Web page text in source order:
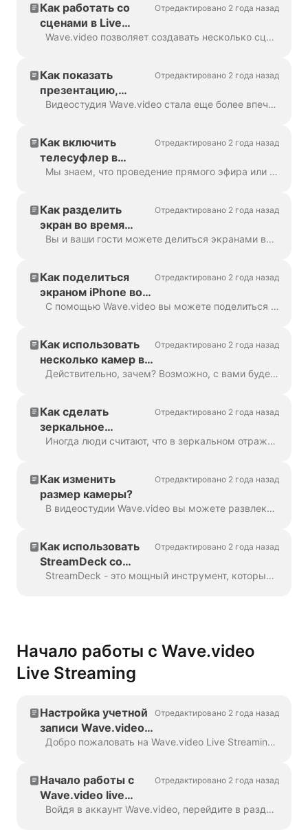
Как работать со
сценами в Live
Studio
Отредактировано 2 года назад
Wave.video позволяет создавать несколько сцен с различными макетами, визуальными эффектами, несколькими камерами и совместным использованием видео/экрана. Это повысит качество ваших трансляций...
Как показать
презентацию,
слайды Google или
трансляции
Отредактировано 2 года назад
Видеостудия Wave.video стала еще более впечатляющей и удобной! Узнайте, как показывать презентации всего несколькими щелчками мыши. Вы можете провести полноценный вебинар (чтобы к...
Как включить
телесуфлер в
прямом эфире в
Отредактировано 2 года назад
Мы знаем, что проведение прямого эфира или презентация проекта могут быть стрессом. С функцией телесуфлера в Wave.video попрощайтесь с запинками на словах, потеря...
Как разделить
экран во время
прямой трансляции
Отредактировано 2 года назад
Вы и ваши гости можете делиться экранами во время прямой трансляции. Например, вы можете показывать слайды презентации или демонстрировать свой продукт в режиме реального времени.......
Как поделиться
экраном iPhone во
время прямой
Отредактировано 2 года назад
С помощью Wave.video вы можете поделиться экраном iPhone и транслировать его своей аудитории. Сначала вам нужно передать экран телефона на ваш Mac. Вы можете ...
Как использовать
несколько камер во
время прямого
Отредактировано 2 года назад
Действительно, зачем? Возможно, с вами будет еще один спикер, или вы захотите сфокусировать камеру на чем-то, что вы делаете? Приготовление пищи? Или, может быть, распаковываете п...
Как сделать
зеркальное
отражение видео
Отредактировано 2 года назад
Иногда люди считают, что в зеркальном отражении они выглядят лучше. Для стримеров важно быть уверенным в себе на камеру и получать удовольствие от изображе...
Как изменить
размер камеры?
Отредактировано 2 года назад
В видеостудии Wave.video вы можете развлекаться с различными макетами. Вы можете придать камере форму квадрата, ромба, круга и т. д. Кроме того, вы можете ...
Как использовать
StreamDeck со
студией прямых
Отредактировано 2 года назад
StreamDeck - это мощный инструмент, который можно использовать в сочетании со студией прямого вещания Wave.video для оптимизации рабочего процесса прямого вещания. Th...
Начало работы с Wave.video
Live Streaming
Настройка учетной
записи Wave.video
Live Streaming
Отредактировано 2 года назад
Добро пожаловать на Wave.video Live Streaming! Следуйте этому пошаговому руководству, чтобы настроить свою учетную запись Wave.video Live Streaming и вести потоковую передачу на несколько платформ...
Начало работы с
Wave.video live
studio
Отредактировано 2 года назад
Войдя в аккаунт Wave.video, перейдите в раздел "Мои потоки и записи". В верхней части страницы есть четыре раздела: Upcoming, In progr...